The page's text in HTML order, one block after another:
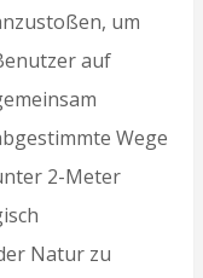
um
auf
Wege
2-Meter
Natur zu